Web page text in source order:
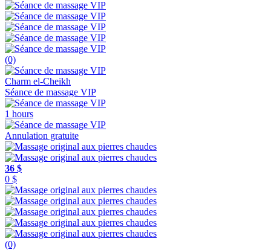
(0)
Charm el-Cheikh
Séance de massage VIP
1 hours
Annulation gratuite
36 $
0 $
(0)